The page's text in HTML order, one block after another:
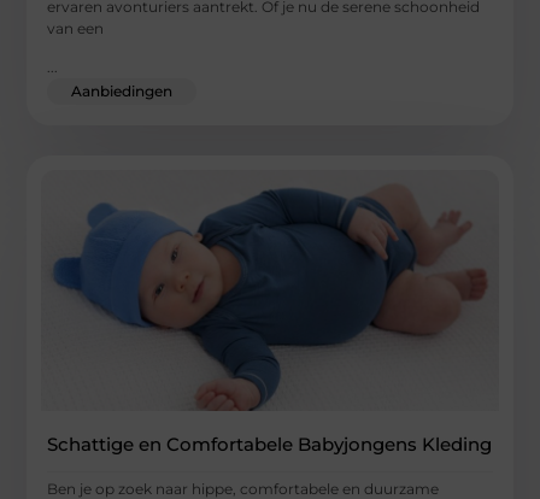
ervaren avonturiers aantrekt. Of je nu de serene schoonheid
van een
...
Aanbiedingen
Schattige en Comfortabele Babyjongens Kleding
Ben je op zoek naar hippe, comfortabele en duurzame